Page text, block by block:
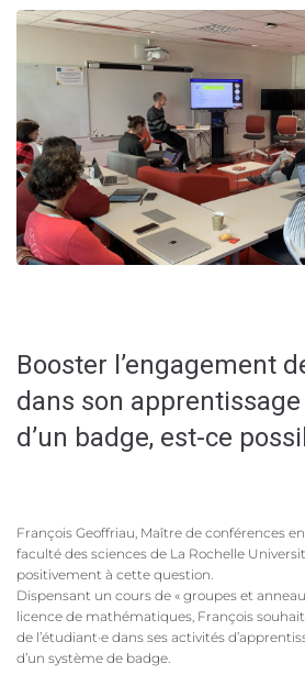
Booster l’engagement
dans son
d’un badge, est-ce
François Geoffriau, Maître de conférences
faculté des sciences de La Rochelle
positivement à cette question.
Dispensant un cours de « groupes et
licence de mathématiques, François
de l’étudiant·e dans ses activités
d’un système de badge.